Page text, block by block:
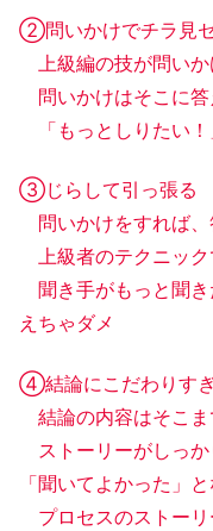
②問いかけでチラ見
上級編の技が問いか
問いかけはそこに答
「もっとしりたい！
③じらして引っ張る
問いかけをすれば、
上級者のテクニッ
聞き手がもっと聞き
えちゃダメ
④結論にこだわりす
結論の内容はそこま
ストーリーがしっか
「聞いてよかった」
プロセスのストーリ